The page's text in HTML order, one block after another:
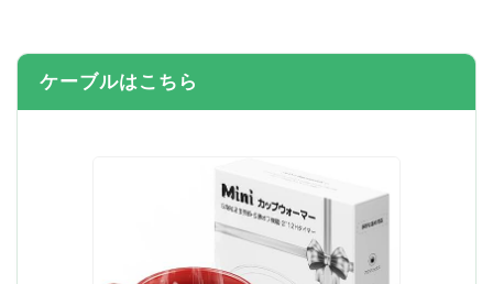
ケーブルはこちら